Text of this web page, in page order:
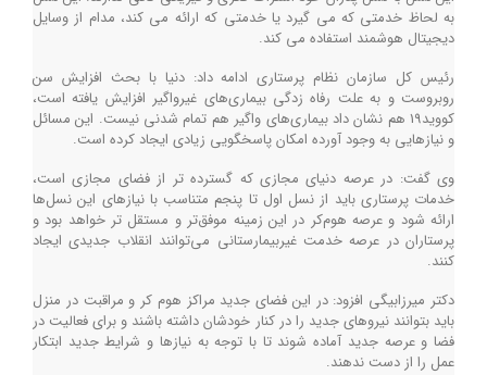
به لحاظ خدمتی که می گیرد یا خدمتی که ارائه می کند، مدام از وسایل
دیجیتال هوشمند استفاده می کند.
رئیس کل سازمان نظام پرستاری ادامه داد: دنیا با بحث افزایش سن
روبروست و به علت رفاه زدگی بیماری‌های غیرواگیر افزایش یافته است،
کووید19 هم نشان داد بیماری‌های واگیر هم تمام شدنی نیست. این مسائل
و نیازهایی به وجود آورده امکان پاسخگویی زیادی ایجاد کرده است.
وی گفت: در عرصه دنیای مجازی که گسترده تر از فضای مجازی است،
خدمات پرستاری باید از نسل اول تا پنجم متناسب با نیازهای این نسل‌ها
ارائه شود و عرصه هوم‌کر در این زمینه موفق‌تر و مستقل تر خواهد بود و
پرستاران در عرصه خدمت غیربیمارستانی می‌توانند انقلاب جدیدی ایجاد
کنند.
دکتر میرزابیگی افزود: در این فضای جدید مراکز هوم کر و مراقبت در منزل
باید بتوانند نیروهای جدید را در کنار خودشان داشته باشند و برای فعالیت در
فضا و عرصه جدید آماده شوند تا با توجه به نیازها و شرایط جدید ابتکار
عمل را از دست ندهند.